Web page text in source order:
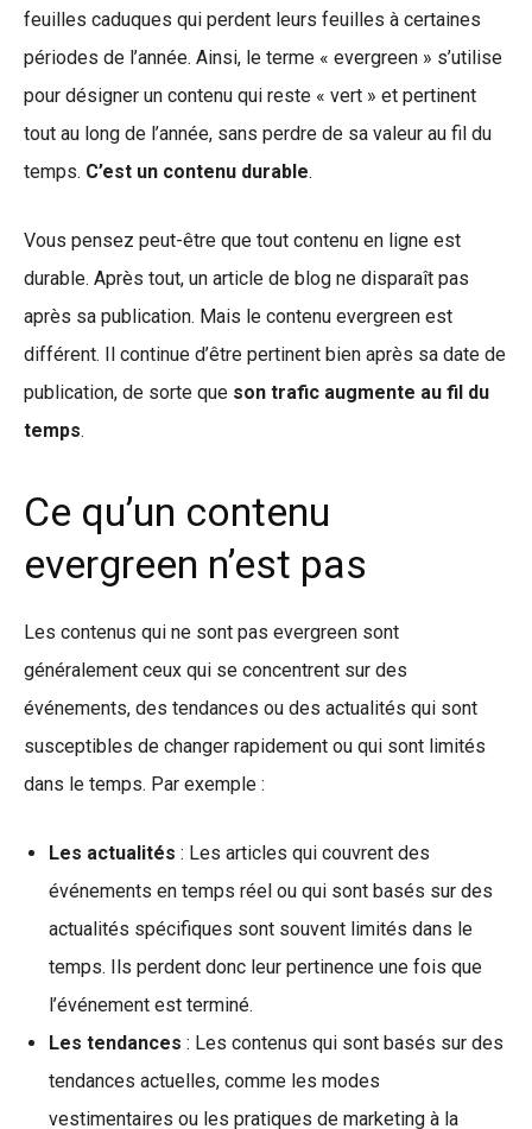
feuilles caduques qui perdent leurs feuilles à certaines
périodes de l’année. Ainsi, le terme « evergreen » s’utilise
pour désigner un contenu qui reste « vert » et pertinent
tout au long de l’année, sans perdre de sa valeur au fil du
temps. C’est un contenu durable.
Vous pensez peut-être que tout contenu en ligne est
durable. Après tout, un article de blog ne disparaît pas
après sa publication. Mais le contenu evergreen est
différent. Il continue d’être pertinent bien après sa date de
publication, de sorte que son trafic augmente au fil du
temps.
Ce qu’un contenu
evergreen n’est pas
Les contenus qui ne sont pas evergreen sont
généralement ceux qui se concentrent sur des
événements, des tendances ou des actualités qui sont
susceptibles de changer rapidement ou qui sont limités
dans le temps. Par exemple :
Les actualités : Les articles qui couvrent des
événements en temps réel ou qui sont basés sur des
actualités spécifiques sont souvent limités dans le
temps. Ils perdent donc leur pertinence une fois que
l’événement est terminé.
Les tendances : Les contenus qui sont basés sur des
tendances actuelles, comme les modes
vestimentaires ou les pratiques de marketing à la